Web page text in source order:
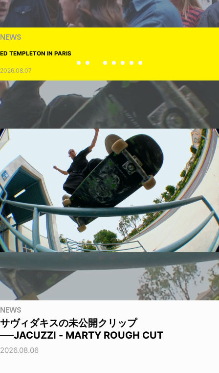
NEWS
ED TEMPLETON IN PARIS
2026.08.07
NEWS
サヴィダキスの未公開クリップ
──JACUZZI - MARTY ROUGH CUT
2026.08.06